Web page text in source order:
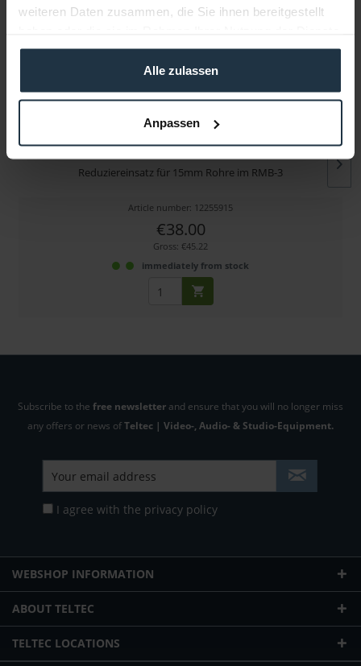
weiteren Daten zusammen, die Sie ihnen bereitgestellt
gesammelt haben.
Alle zulassen
Anpassen
Reduziereinsatz für 15mm Rohre im RMB-3
Article number: 12255915
€38.00
Gross: €45.22
immediately from stock
Subscribe to the free newsletter and ensure that you will no longer miss
any offers or news ofTeltec | Video-, Audio- & Studio-Equipment.
I agree with the privacy policy
WEBSHOP INFORMATION
ABOUT TELTEC
TELTEC LOCATIONS